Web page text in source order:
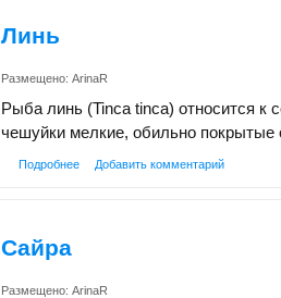
Линь
Размещено: ArinaR
Рыба линь (Tinca tinca) относится к
чешуйки мелкие, обильно покрытые
Подробнее Добавить комментарий
Сайра
Размещено: ArinaR